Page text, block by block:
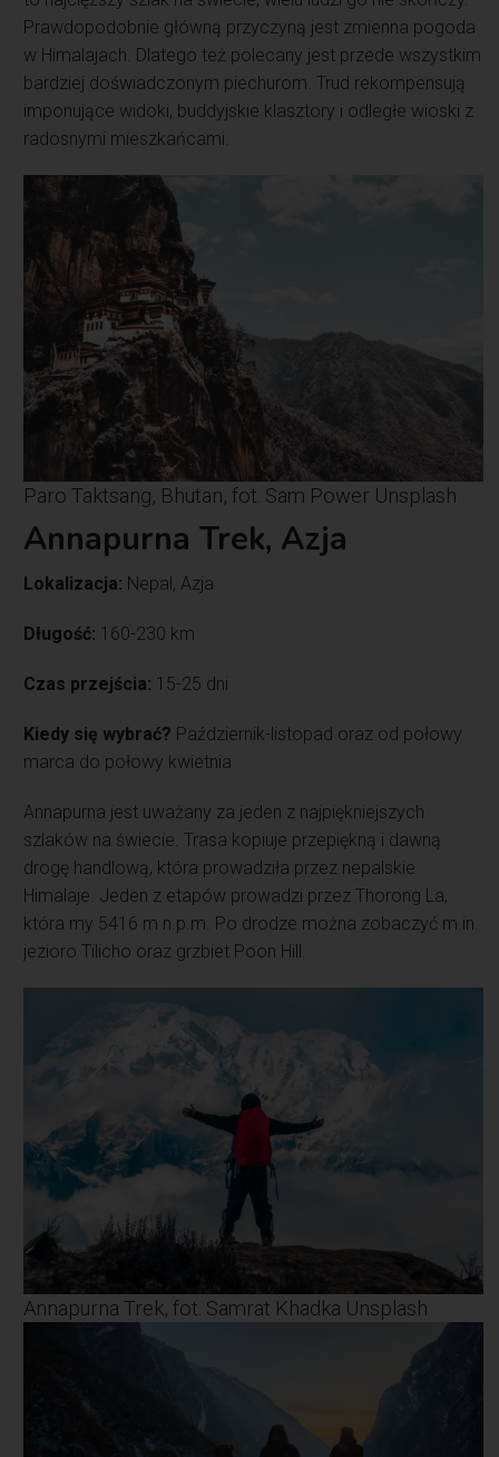
Prawdopodobnie główną przyczyną jest zmienna pogoda
w Himalajach. Dlatego też polecany jest przede wszystkim
bardziej doświadczonym piechurom. Trud rekompensują
imponujące widoki, buddyjskie klasztory i odległe wioski z
radosnymi mieszkańcami.
Paro Taktsang, Bhutan, fot. Sam Power Unsplash
Annapurna Trek, Azja
Lokalizacja: Nepal, Azja
Długość: 160-230 km
Czas przejścia: 15-25 dni
Kiedy się wybrać? Październik-listopad oraz od połowy
marca do połowy kwietnia
Annapurna jest uważany za jeden z najpiękniejszych
szlaków na świecie. Trasa kopiuje przepiękną i dawną
drogę handlową, która prowadziła przez nepalskie
Himalaje. Jeden z etapów prowadzi przez Thorong La,
która my 5416 m n.p.m. Po drodze można zobaczyć m.in.
jezioro Tilicho oraz grzbiet Poon Hill.
Annapurna Trek, fot. Samrat Khadka Unsplash